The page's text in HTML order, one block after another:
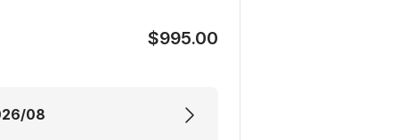
$995.00
08